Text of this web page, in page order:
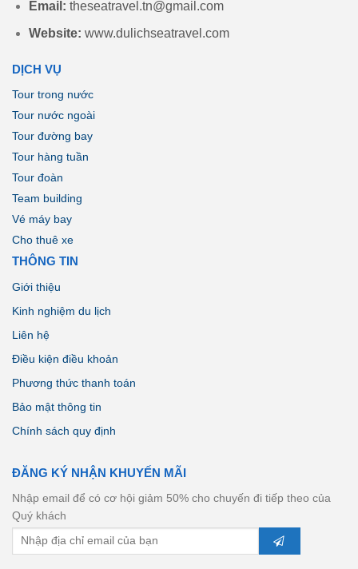
Email: theseatravel.tn@gmail.com
Website: www.dulichseatravel.com
DỊCH VỤ
Tour trong nước
Tour nước ngoài
Tour đường bay
Tour hàng tuần
Tour đoàn
Team building
Vé máy bay
Cho thuê xe
THÔNG TIN
Giới thiệu
Kinh nghiệm du lịch
Liên hệ
Điều kiện điều khoản
Phương thức thanh toán
Bảo mật thông tin
Chính sách quy định
ĐĂNG KÝ NHẬN KHUYẾN MÃI
Nhập email để có cơ hội giảm 50% cho chuyến đi tiếp theo của
Quý khách